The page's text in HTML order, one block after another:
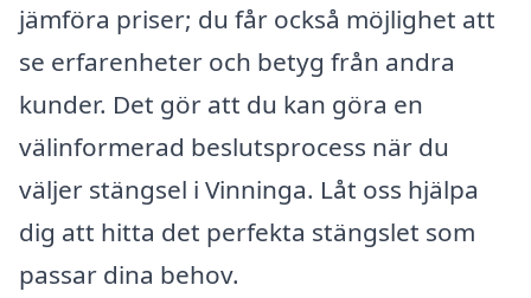
jämföra priser; du får också möjlighet att
se erfarenheter och betyg från andra
kunder. Det gör att du kan göra en
välinformerad beslutsprocess när du
väljer stängsel i Vinninga. Låt oss hjälpa
dig att hitta det perfekta stängslet som
passar dina behov.